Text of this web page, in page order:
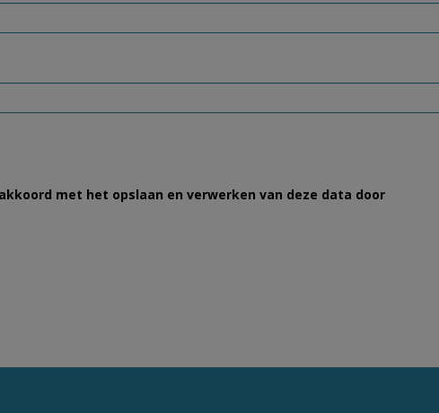
met het opslaan en verwerken van deze data door